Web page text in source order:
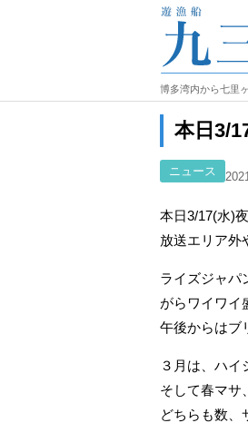
博多湾内から七里
本日3/
ニュース
本日3/17(水)
放送エリア外
ライズジャパ
がらワイワイ
午後からはブ
３月は、ハイ
そして春マサ
どちらも数、